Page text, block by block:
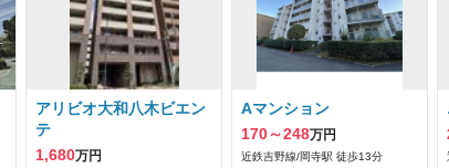
アリビオ大和八木ビエン
テ
1,680万円
Aマンション
170～248万円
近鉄吉野線/岡寺駅 徒歩13分